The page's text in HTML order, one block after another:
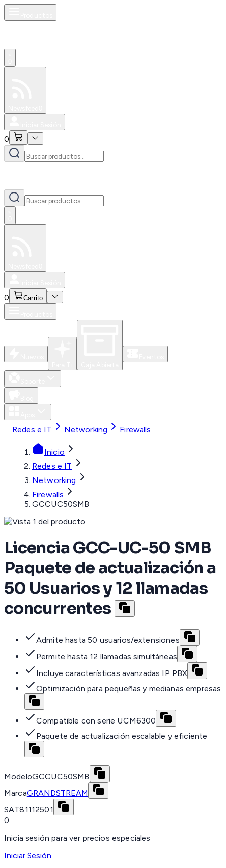
0
0 Carrito
Redes e IT Networking Firewalls
Inicio
Redes e IT
Networking
Firewalls
GCCUC50SMB
Licencia GCC-UC-50 SMB
Paquete de actualización a
50 Usuarios y 12 llamadas
concurrentes
Admite hasta 50 usuarios/extensiones
Permite hasta 12 llamadas simultáneas
Incluye características avanzadas IP PBX
Optimización para pequeñas y medianas empresas
Compatible con serie UCM6300
Paquete de actualización escalable y eficiente
ModeloGCCUC50SMB
MarcaGRANDSTREAM
SAT81112501
0
Inicia sesión para ver precios especiales
Iniciar Sesión